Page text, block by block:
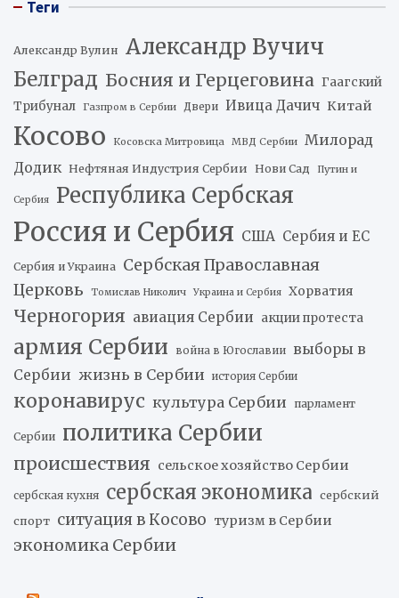
Теги
Александр Вулин Александр Вучич
Белград Босния и Герцеговина Гаагский
Трибунал Газпром в Сербии Двери Ивица Дачич Китай
Косово Косовска Митровица МВД Сербии
Милорад
Додик Нефтяная Индустрия Сербии Нови Сад Путин и
Сербия Республика Сербская
Россия и Сербия США Сербия и ЕС
Сербия и Украина
Сербская Православная
Церковь
Томислав Николич Украина и Сербия Хорватия
Черногория авиация Сербии акции протеста
армия Сербии война в Югославии
выборы в
Сербии жизнь в Сербии история Сербии
коронавирус культура Сербии парламент
Сербии политика Сербии
происшествия сельское хозяйство Сербии
сербская кухня сербская экономика сербский
спорт ситуация в Косово туризм в Сербии
экономика Сербии